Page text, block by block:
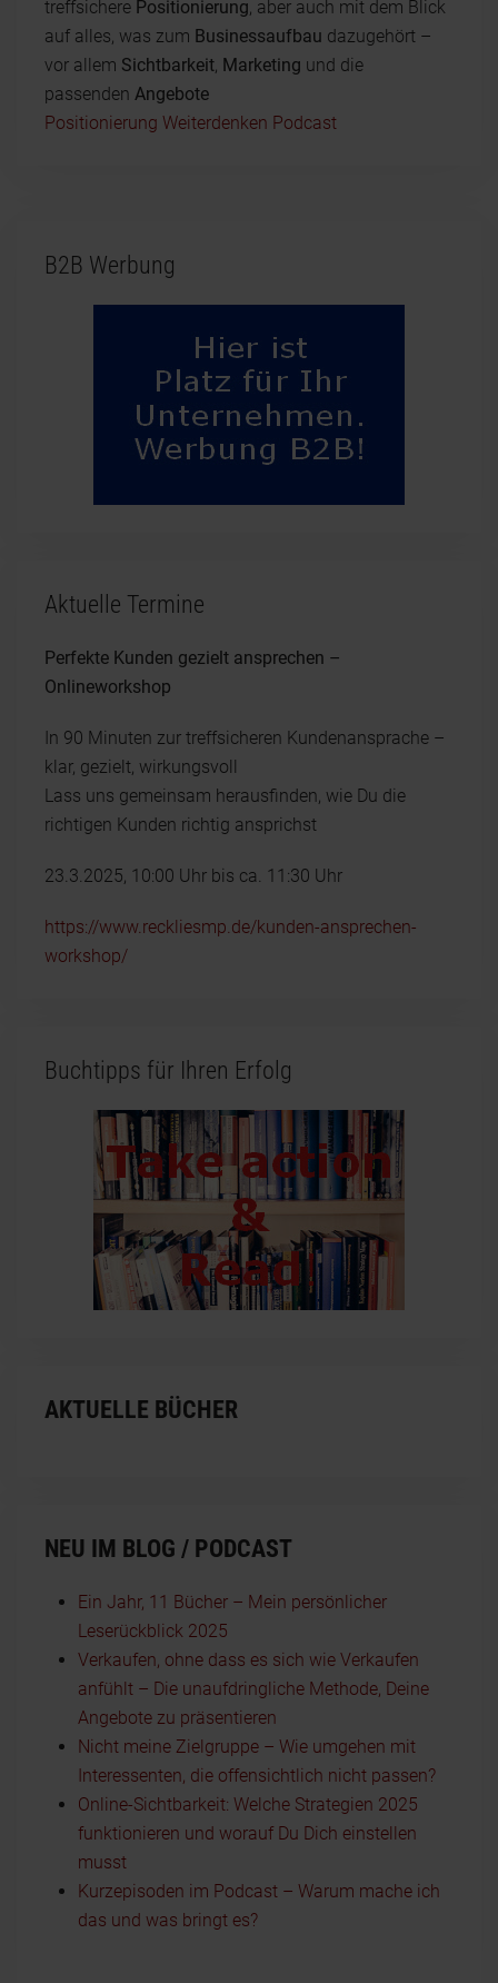
treffsichere Positionierung, aber auch mit dem Blick
auf alles, was zum Businessaufbau dazugehört –
vor allem Sichtbarkeit, Marketing und die
passenden Angebote
Positionierung Weiterdenken Podcast
B2B Werbung
Aktuelle Termine
Perfekte Kunden gezielt ansprechen –
Onlineworkshop
In 90 Minuten zur treffsicheren Kundenansprache –
klar, gezielt, wirkungsvoll
Lass uns gemeinsam herausfinden, wie Du die
richtigen Kunden richtig ansprichst
23.3.2025, 10:00 Uhr bis ca. 11:30 Uhr
https://www.reckliesmp.de/kunden-ansprechen-
workshop/
Buchtipps für Ihren Erfolg
AKTUELLE BÜCHER
NEU IM BLOG / PODCAST
Ein Jahr, 11 Bücher – Mein persönlicher
Leserückblick 2025
Verkaufen, ohne dass es sich wie Verkaufen
anfühlt – Die unaufdringliche Methode, Deine
Angebote zu präsentieren
Nicht meine Zielgruppe – Wie umgehen mit
Interessenten, die offensichtlich nicht passen?
Online-Sichtbarkeit: Welche Strategien 2025
funktionieren und worauf Du Dich einstellen
musst
Kurzepisoden im Podcast – Warum mache ich
das und was bringt es?